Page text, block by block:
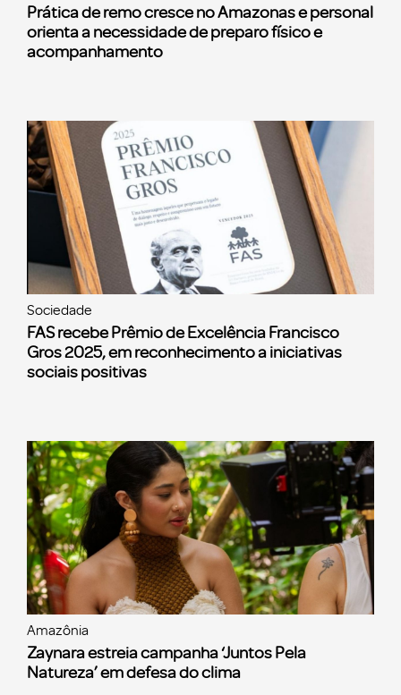
Prática de remo cresce no Amazonas e personal
orienta a necessidade de preparo físico e
acompanhamento
Sociedade
FAS recebe Prêmio de Excelência Francisco
Gros 2025, em reconhecimento a iniciativas
sociais positivas
Amazônia
Zaynara estreia campanha ‘Juntos Pela
Natureza’ em defesa do clima